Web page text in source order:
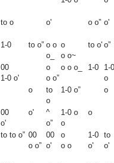
to о o' о о” o'
1-0 to о” о о
о_
о
о о~
to o' о”
00
1-0 o'
о
о о”
о о о_ 1-0
1-
о
о
to
о
1-0 о” о
00
o'
o'
^
о”
1-0 о
о
о
to to о” 00
о о”
00
o'
о
о о
1-0
o'
to
o'